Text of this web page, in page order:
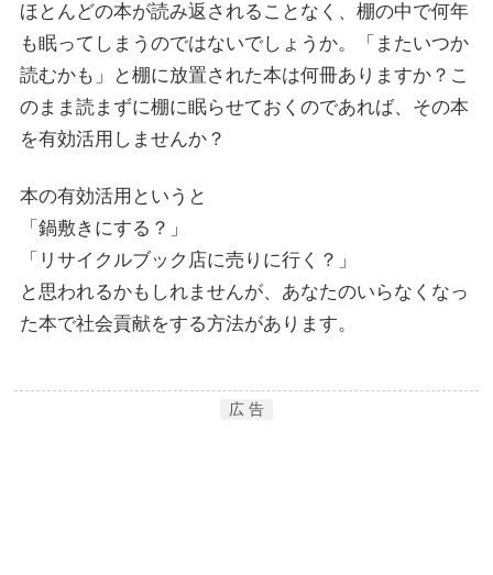
ほとんどの本が読み返されることなく、棚の中で何年
も眠ってしまうのではないでしょうか。「またいつか
読むかも」と棚に放置された本は何冊ありますか？こ
のまま読まずに棚に眠らせておくのであれば、その本
を有効活用しませんか？
本の有効活用というと
「鍋敷きにする？」
「リサイクルブック店に売りに行く？」
と思われるかもしれませんが、あなたのいらなくなっ
た本で社会貢献をする方法があります。
広 告